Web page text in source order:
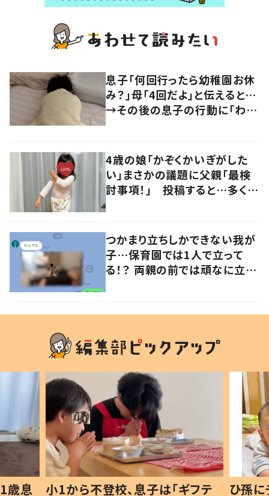
息子「何回行ったら幼稚園お休
み？」母「4回だよ」と伝えると…
→その後の息子の行動に「わか
4歳の娘「かぞくかいぎがした
い」まさかの議題に父親「最検
討事項！」 投稿すると…多くの
つかまり立ちしかできない我が
子…保育園では1人で立って
る！？ 両親の前では頑なに立た
歳息 小1から不登校、息子は「ギフテ ひ孫